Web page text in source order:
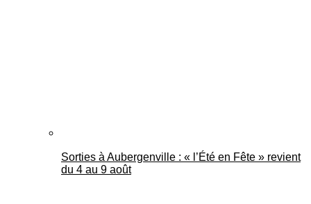
Sorties à Aubergenville : « l’Été en Fête » revient
du 4 au 9 août